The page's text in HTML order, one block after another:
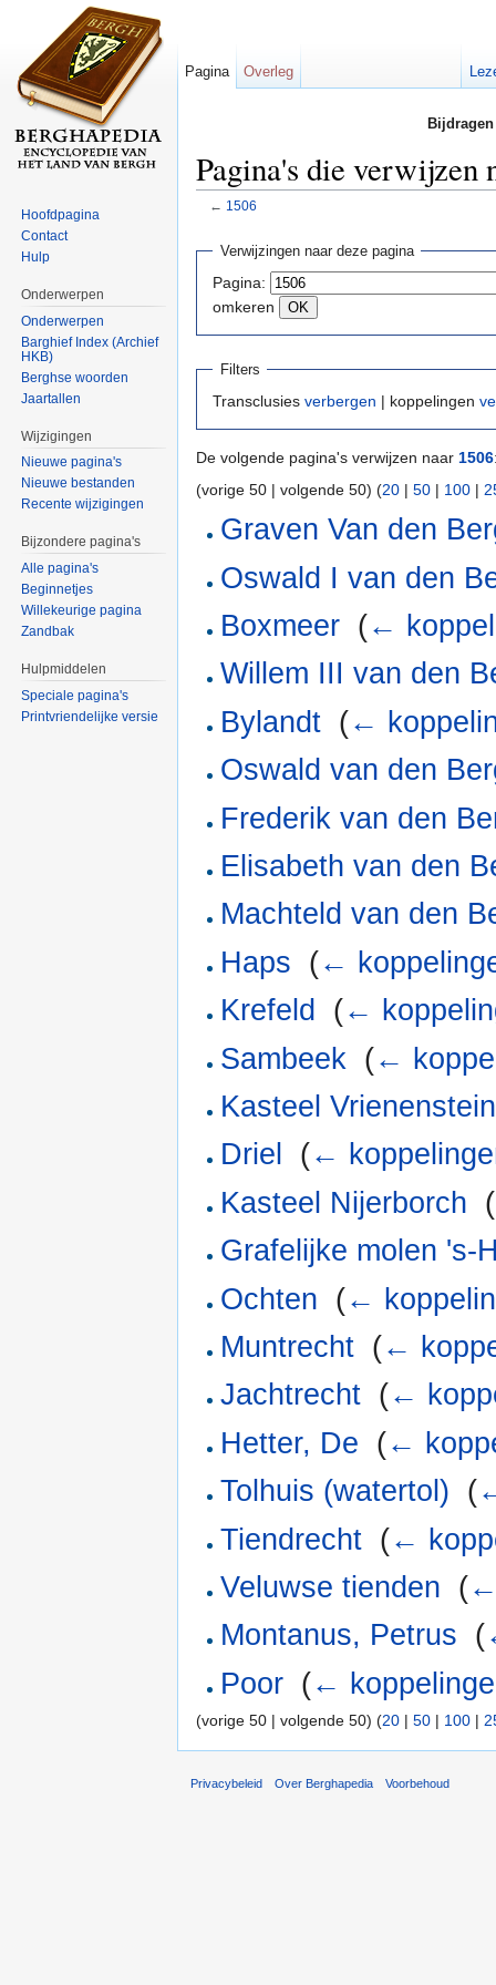
Pagina's die verwijzen
← 1506
Verwijzingen naar deze pagina
Pagina:
omkeren
Filters
Transclusies verbergen | koppelingen
De volgende pagina's verwijzen naar 1506
(vorige 50 | volgende 50) (20 | 50 | 100 |
Graven Van den
Oswald I van den
Boxmeer (←
Willem III van den
Bylandt (←
Oswald van den
Frederik van den
Elisabeth van den
Machteld van den
Haps (←
Krefeld
(←
Sambeek (←
Kasteel Vrienenstein
Driel
(←
Kasteel Nijerborch (
Grafelijke molen 's-
Ochten (←
Muntrecht (←
Jachtrecht (←
Hetter, De (←
Tolhuis (watertol) (
Tiendrecht (←
Veluwse tienden (
Montanus, Petrus (
Poor (←
(vorige 50 | volgende 50) (20 | 50 | 100 |
Pagina Overleg
Hoofdpagina
Contact
Hulp
Onderwerpen
Onderwerpen
Barghief Index (Archief
HKB)
Berghse woorden
Jaartallen
Wijzigingen
Nieuwe pagina's
Nieuwe bestanden
Recente wijzigingen
Bijzondere pagina's
Alle pagina's
Beginnetjes
Willekeurige pagina
Zandbak
Hulpmiddelen
Speciale pagina's
Printvriendelijke versie
Privacybeleid Over Berghapedia Voorbehoud